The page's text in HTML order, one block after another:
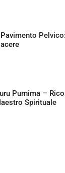
Pavimento
Purnima –
Spirituale